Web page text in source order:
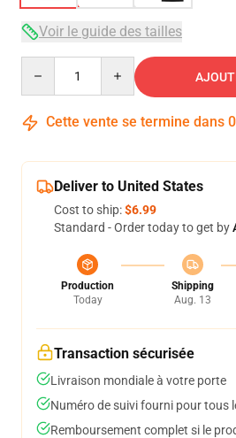
Voir le guide des tailles
Cette vente se termine dans
Deliver to United States
Cost to ship:$6.99
Standard - Order today to get by
Production
Today
Shipping
Aug. 13
Transaction sécurisée
Livraison mondiale à votre porte
Numéro de suivi fourni pour tous
Remboursement complet si le